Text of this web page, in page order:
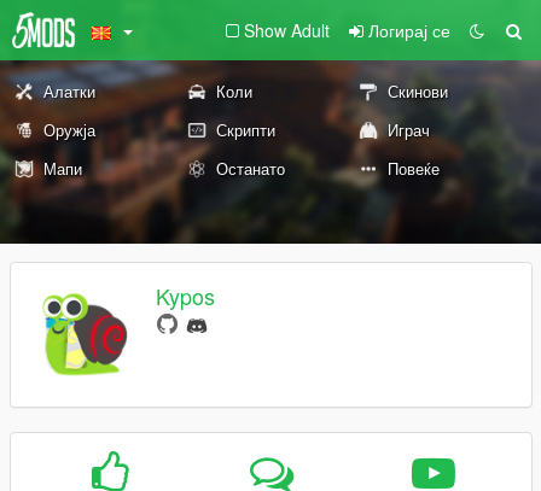
Show Adult Логирај се
Алатки Коли
Скинови
Оружја
Скрипти
Играч
Мапи
Останато Повеќе
Kypos